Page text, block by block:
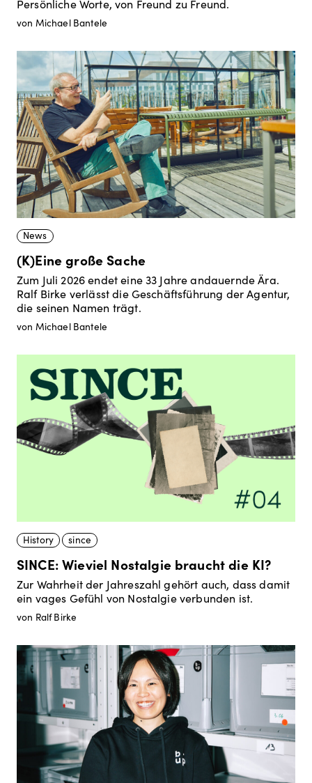
Persönliche Worte, von Freund zu Freund.
von Michael Bantele
News
(K)Eine große Sache
Zum Juli 2026 endet eine 33 Jahre andauernde Ära.
Ralf Birke verlässt die Geschäftsführung der Agentur,
die seinen Namen trägt.
von Michael Bantele
History since
SINCE: Wieviel Nostalgie braucht die KI?
Zur Wahrheit der Jahreszahl gehört auch, dass damit
ein vages Gefühl von Nostalgie verbunden ist.
von Ralf Birke